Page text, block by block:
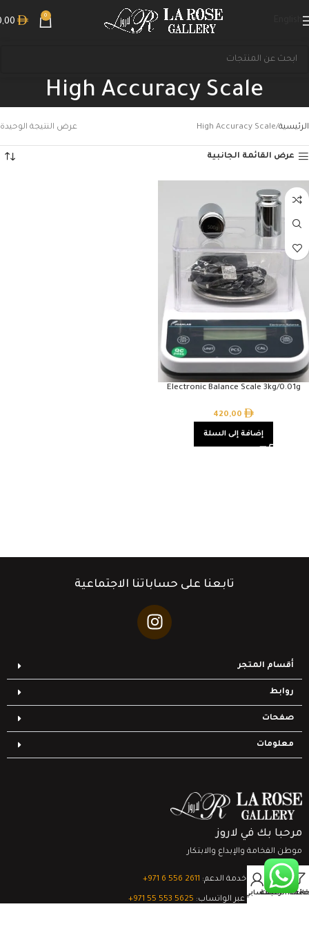
0
High Accuracy Scale
الرئيسية High Accuracy Scale عرض النتيجة الوحيدة
عرض القائمة الجانبية
Electronic Balance Scale 3kg/0.01g
420,00
إضافة إلى السلة
تابعنا على حساباتنا الاجتماعية
أقسام المتجر
روابط
صفحات
معلومات
مرحبا بك في لاروز
موطن الفخامة والإبداع والابتكار
تواصل مع خدمة الدعم: ‎+971 6 556 2611
الدعم الفني عبر الواتساب: ‎+971 55 553 5625
قائمة الرغبات
0
السلةحسابي